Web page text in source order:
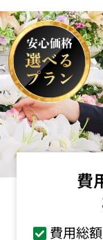
費
費用総額